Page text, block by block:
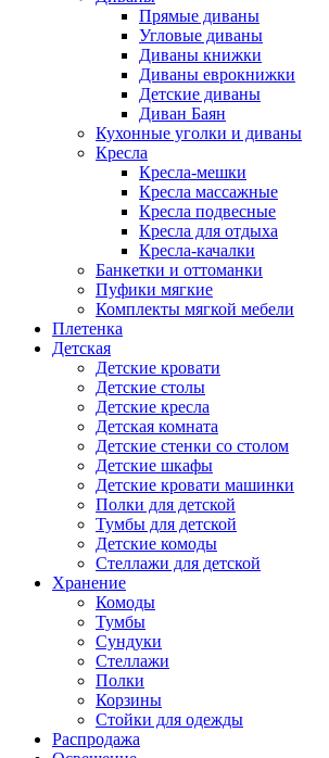
Прямые диваны
Угловые диваны
Диваны книжки
Диваны еврокнижки
Детские диваны
Диван Баян
Кухонные уголки и диваны
Кресла
Кресла-мешки
Кресла массажные
Кресла подвесные
Кресла для отдыха
Кресла-качалки
Банкетки и оттоманки
Пуфики мягкие
Комплекты мягкой мебели
Плетенка
Детская
Детские кровати
Детские столы
Детские кресла
Детская комната
Детские стенки со столом
Детские шкафы
Детские кровати машинки
Полки для детской
Тумбы для детской
Детские комоды
Стеллажи для детской
Хранение
Комоды
Тумбы
Сундуки
Стеллажи
Полки
Корзины
Стойки для одежды
Распродажа